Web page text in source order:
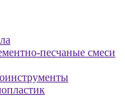
песчаные смеси